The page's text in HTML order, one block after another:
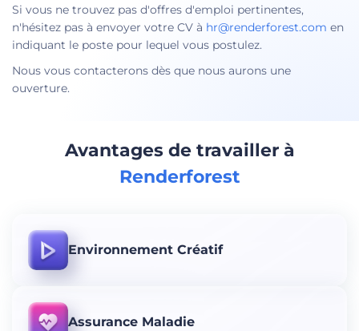
Si vous ne trouvez pas d'offres d'emploi pertinentes,
n'hésitez pas à envoyer votre CV à hr@renderforest.com en
indiquant le poste pour lequel vous postulez.
Nous vous contacterons dès que nous aurons une
ouverture.
Avantages de travailler à
Renderforest
Environnement Créatif
Assurance Maladie